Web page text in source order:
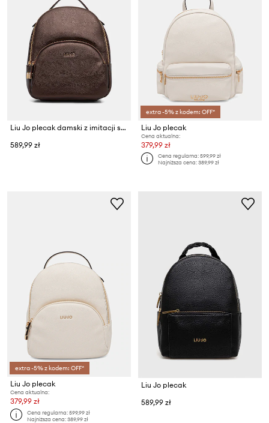
Liu Jo plecak damski z imitacji skóry
589,99 zł
extra -5% z kodem: OFF*
Liu Jo plecak
Cena aktualna:
379,99 zł
Cena regularna:599,99 zł
Najniższa cena:389,99 zł
extra -5% z kodem: OFF*
Liu Jo plecak
Cena aktualna:
379,99 zł
Cena regularna:599,99 zł
Najniższa cena:389,99 zł
Liu Jo plecak
589,99 zł